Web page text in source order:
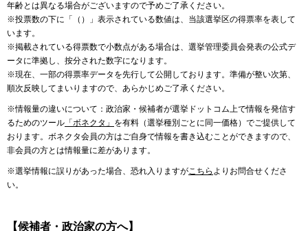
年齢とは異なる場合がございますので予めご了承ください。
※投票数の下に「（）」表示されている数値は、当該選挙区の得票率を表して
います。
※掲載されている得票数で小数点がある場合は、選挙管理委員会発表の公式デ
ータに準拠し、按分された数字になります。
※現在、一部の得票率データを先行して公開しております。準備が整い次第、
順次反映してまいりますので、あらかじめご了承ください。
※情報量の違いについて：政治家・候補者が選挙ドットコム上で情報を発信す
るためのツール 「ボネクタ」 を有料（選挙種別ごとに同一価格）でご提供して
おります。ボネクタ会員の方はご自身で情報を書き込むことができますので、
非会員の方とは情報量に差があります。
※選挙情報に誤りがあった場合、恐れ入りますがこちら よりお問合せくださ
い。
【候補者・政治家の方へ】